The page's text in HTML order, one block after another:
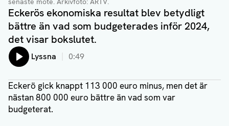
Eckerös ekonomiska resultat blev betydligt
bättre än vad som budgeterades inför 2024,
det visar bokslutet.
Lyssna 0:49
Eckerö gick knappt 113 000 euro minus, men det är
nästan 800 000 euro bättre än vad som var
budgeterat.